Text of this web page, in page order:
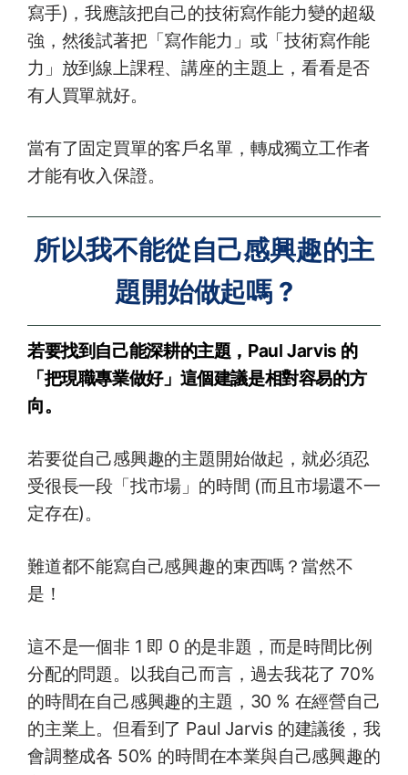
寫手)，我應該把自己的技術寫作能力變的超級
強，然後試著把「寫作能力」或「技術寫作能
力」放到線上課程、講座的主題上，看看是否
有人買單就好。
當有了固定買單的客戶名單，轉成獨立工作者
才能有收入保證。
所以我不能從自己感興趣的主
題開始做起嗎 ?
若要找到自己能深耕的主題，Paul Jarvis 的
「把現職專業做好」這個建議是相對容易的方
向。
若要從自己感興趣的主題開始做起，就必須忍
受很長一段「找市場」的時間 (而且市場還不一
定存在)。
難道都不能寫自己感興趣的東西嗎？當然不
是！
這不是一個非 1 即 0 的是非題，而是時間比例
分配的問題。以我自己而言，過去我花了 70%
的時間在自己感興趣的主題，30 % 在經營自己
的主業上。但看到了 Paul Jarvis 的建議後，我
會調整成各 50% 的時間在本業與自己感興趣的